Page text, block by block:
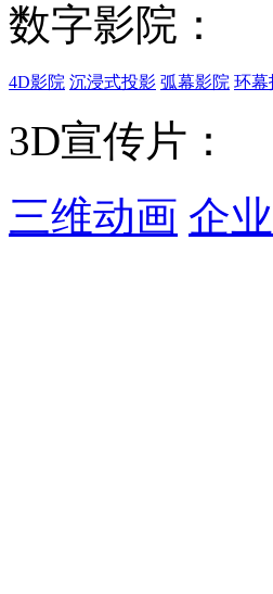
数字影院：
4D影院 沉浸式投影 弧幕影院 环幕
3D宣传片：
三维动画 企